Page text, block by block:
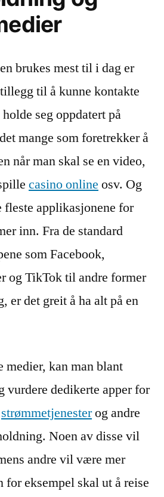
brukes mest til i dag er
til å kunne kontakte
seg oppdatert på
mange som foretrekker å
når man skal se en video,
casino online osv. Og
fleste applikasjonene for
inn. Fra de standard
som Facebook,
og TikTok til andre former
er det greit å ha alt på en
kan man blant
vurdere dedikerte apper for
strømmetjenesterog andre
Noen av disse vil
andre vil være mer
for eksempel skal ut å reise